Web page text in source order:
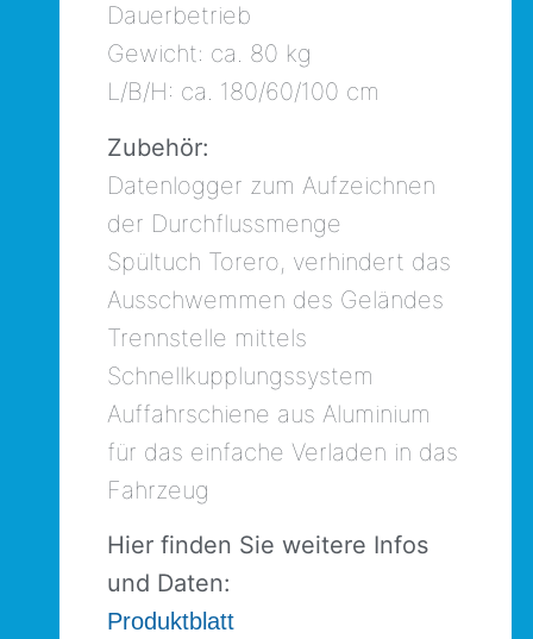
Dauerbetrieb
Gewicht: ca. 80 kg
L/B/H: ca. 180/60/100 cm
Zubehör:
Datenlogger zum Aufzeichnen
der Durchflussmenge
Spültuch Torero, verhindert das
Ausschwemmen des Geländes
Trennstelle mittels
Schnellkupplungssystem
Auffahrschiene aus Aluminium
für das einfache Verladen in das
Fahrzeug
Hier finden Sie weitere Infos
und Daten:
Produktblatt